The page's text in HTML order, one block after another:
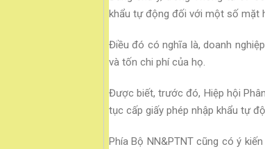
khẩu tự động đối với một số mặt
Điều đó có nghĩa là, doanh
và tốn chi phí của họ.
Được biết, trước đó, Hiệp hội
tục cấp giấy phép nhập khẩu tự
Phía Bộ NN&PTNT cũng có ý